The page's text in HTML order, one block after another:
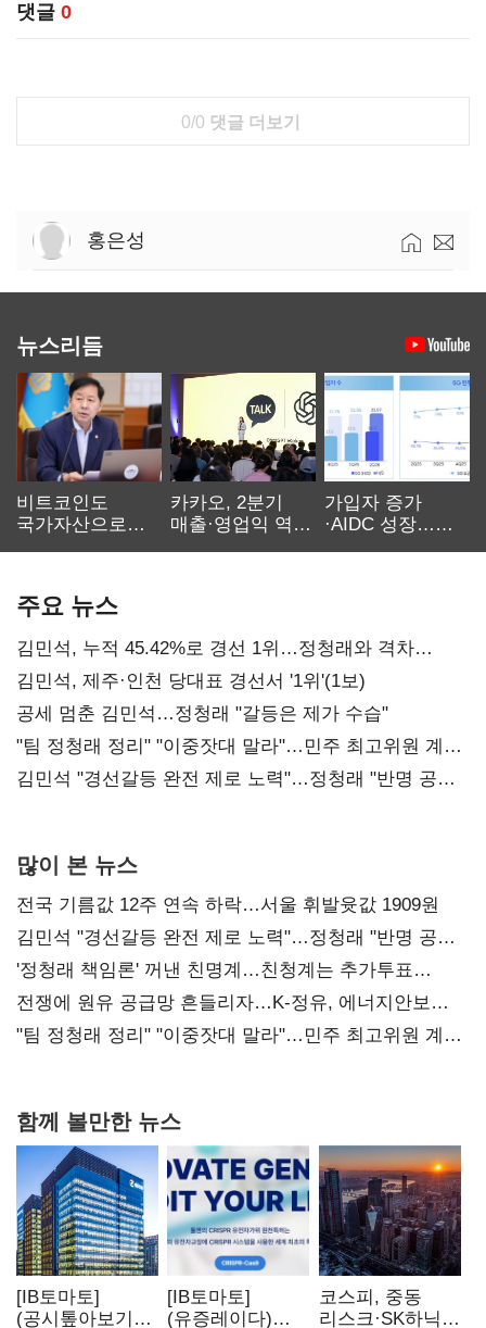
댓글 0
0/0 댓글 더보기
홍은성
뉴스리듬
비트코인도
국가자산으로…'
카카오, 2분기
매출·영업익 역대
가입자 증가
·AIDC 성장…
주요 뉴스
김민석, 누적 45.42%로 경선 1위…정청래와 격차
0.86%p(2보)
김민석, 제주·인천 당대표 경선서 '1위'(1보)
공세 멈춘 김민석…정청래 "갈등은 제가 수습"
"팀 정청래 정리" "이중잣대 말라"…민주 최고위원 계파
다툼 격화
김민석 "경선갈등 완전 제로 노력"…정청래 "반명 공세
많이 본 뉴스
전국 기름값 12주 연속 하락…서울 휘발윳값 1909원
김민석 "경선갈등 완전 제로 노력"…정청래 "반명 공세
사과부터"
'정청래 책임론' 꺼낸 친명계…친청계는 추가투표
때리기
전쟁에 원유 공급망 흔들리자…K-정유, 에너지안보
핵심으로 재부상
"팀 정청래 정리" "이중잣대 말라"…민주 최고위원 계파
함께 볼만한 뉴스
[IB토마토]
(공시톺아보기)
[IB토마토]
(유증레이다)
코스피, 중동
리스크·SK하닉